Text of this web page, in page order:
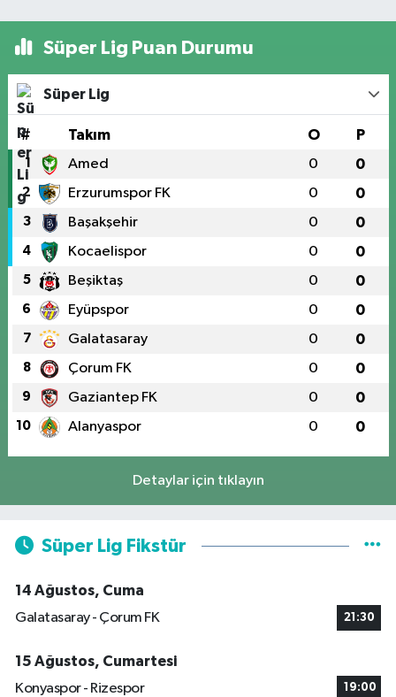
Süper Lig Puan Durumu
Süper Lig
# Takım O P
1 Amed 0 0
2 Erzurumspor FK 0 0
3 Başakşehir 0 0
4 Kocaelispor 0 0
5 Beşiktaş 0 0
6 Eyüpspor 0 0
7 Galatasaray 0 0
8 Çorum FK 0 0
9 Gaziantep FK 0 0
10 Alanyaspor 0 0
Detaylar için tıklayın
Süper Lig Fikstür
14 Ağustos, Cuma
Galatasaray - Çorum FK
21:30
15 Ağustos, Cumartesi
Konyaspor - Rizespor
19:00